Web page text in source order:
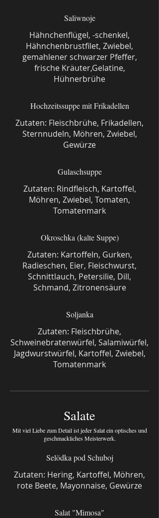
Saliwnoje
Hähnchenflügel, -schenkel,
Hähnchenbrustfilet, Zwiebel,
gemahlener schwarzer Pfeffer,
frische Kräuter,Gelatine,
Hühnerbrühe
Hochzeitssuppe mit Frikadellen
Zutaten: Fleischbrühe, Frikadellen,
Sternnudeln, Möhren, Zwiebel,
Gewürze
Gulaschsuppe
Zutaten: Rindfleisch, Kartoffel,
Möhren, Zwiebel, Tomaten,
Tomatenmark
Okroschka (kalte Suppe)
Zutaten: Kartoffeln, Gurken,
Radieschen, Eier, Fleischwurst,
Schnittlauch, Petersilie, Dill,
Schmand, Zitronensäure
Soljanka
Zutaten: Fleischbrühe,
Schweinebratenwürfel, Salamiwürfel,
Jagdwurstwürfel, Kartoffel, Zwiebel,
Tomatenmark
Salate
Mit viel Liebe zum Detail ist jeder Salat ein optisches und
geschmackliches Meisterwerk.
Selödka pod Schuboj
Zutaten: Hering, Kartoffel, Möhren,
rote Beete, Mayonnaise, Gewürze
Salat "Mimosa"